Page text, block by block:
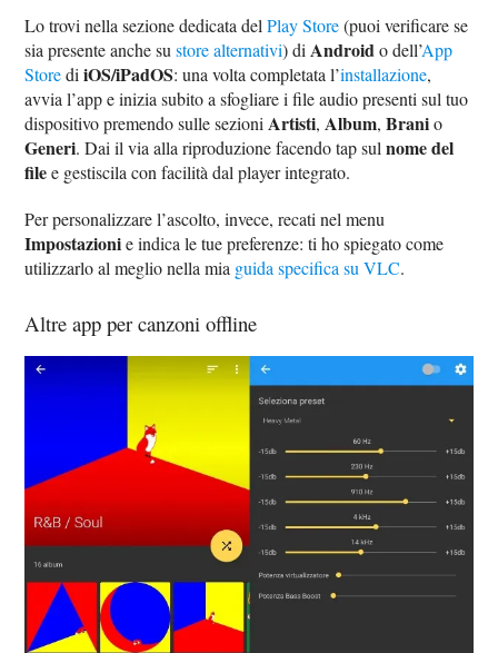
Lo trovi nella sezione dedicata delPlay Store(puoi verificare se
sia presente anche sustore alternativi) di Androido dell’App
StorediiOS/iPadOS: una volta completata l’installazione,
avvia l’app e inizia subito a sfogliare i file audio presenti sul tuo
dispositivo premendo sulle sezioni Artisti, Album,Branio
Generi. Dai il via alla riproduzione facendo tap sulnome del
filee gestiscila con facilità dal player integrato.
Per personalizzare l’ascolto, invece, recati nel menu
Impostazionie indica le tue preferenze: ti ho spiegato come
utilizzarlo al meglio nella mia guida specifica su VLC.
Altre app per canzoni offline